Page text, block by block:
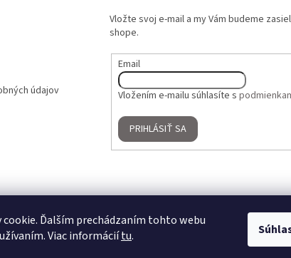
Ďalším prechádzaním tohto webu
Viac informáciítu.
údajov
Vložte svoj e-mail a my Vám budeme
shope.
Email
Vložením e-mailu súhlasíte s
PRIHLÁSIŤ SA